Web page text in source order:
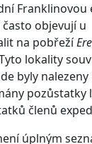
Franklinovou
objevují u
na pobřeží
lokality
byly
pozůstatky
členů
úplným